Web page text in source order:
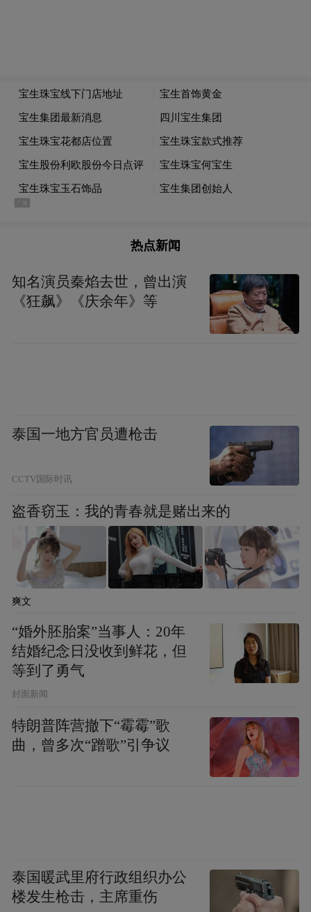
壤，无需刻意宣扬，也能自然流露。
善行联结，走出家门的温暖延伸
很多时候，美德被束之高阁，正是因为局限
于“独善其身”，停留在自我的小圈子里。而
间，它会主动走出家门，在人与人之间搭建
父亲刘汉春回忆：“到家看到大蒜都盖好了，
我赶紧问孩子大蒜有没有被雨淋。两个孩子
身湿透，头发紧紧贴在脸颊，小小的身子带
着奔波后的疲惫。可忙碌并未就此停下。抬
眼望去，隔壁邻居家的大蒜同样露天摆放，
无人看管。
大雨越下越急，眼看邻居的收成也要遭遇损
失，刘怡可没有丝毫犹豫，拉着弟弟转身冲
进雨幕，主动帮邻居遮盖防雨布。
一院之隔，邻里之情在风雨中悄然升温。“两
个孩子太懂事了，很贴心，让人特别感动。”
邻居吴洪国得知后，连连夸赞两个孩子懂事
在乡村生活的语境里，邻里本就是彼此帮扶
的一家人，谁家遇到难处，搭把手、帮个
主动延伸到邻里之间，让一份小小的善举，
连接起两个家庭，也连接起乡村邻里守望的
热点新闻
知名演员秦焰去世，曾出演
《狂飙》《庆余年》等
泰国一地方官员遭枪击
CCTV国际时讯
盗香窃玉：我的青春就是赌出来的
爽文
“婚外胚胎案”当事人：20年
结婚纪念日没收到鲜花，但
等到了勇气
封面新闻
特朗普阵营撤下“霉霉”歌
曲，曾多次“蹭歌”引争议
泰国暖武里府行政组织办公
楼发生枪击，主席重伤